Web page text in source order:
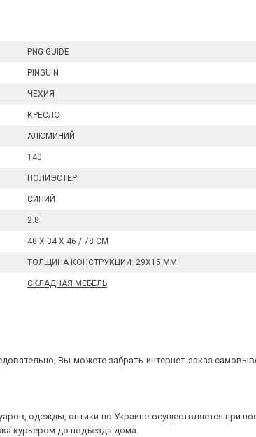
PNG GUIDE
PINGUIN
ЧЕХИЯ
КРЕСЛО
АЛЮМИНИЙ
140
ПОЛИЭСТЕР
СИНИЙ
2.8
48 Х 34 Х 46 / 78 СМ
ТОЛЩИНА КОНСТРУКЦИИ: 29Х15 ММ
СКЛАДНАЯ МЕБЕЛЬ
Вы можете забрать интернет-заказ
одежды, оптики по Украине осуществляется при
курьером до подъезда дома.